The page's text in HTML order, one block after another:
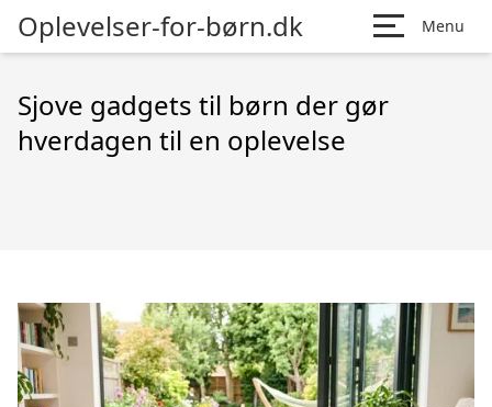
Oplevelser-for-børn.dk Menu
Sjove gadgets til børn der gør
hverdagen til en oplevelse